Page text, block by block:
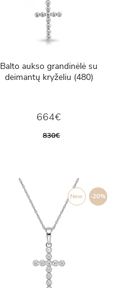
Balto aukso grandinėlė su
deimantų kryželiu (480)
664€
830€
-20%
New